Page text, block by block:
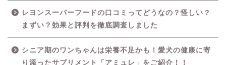
レヨンスーパーフードの口コミってどうなの？怪しい？
まずい？効果と評判を徹底調査しました
シニア期のワンちゃんは栄養不足かも！愛犬の健康に寄
り添ったサプリメント「アミュレ」をご紹介！！
HOME
LIFE STYLE